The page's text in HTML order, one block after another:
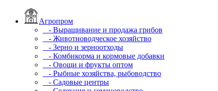
Агропром
- Выращивание и продажа грибов
- Животноводческое хозяйство
- Зерно и зерноотходы
- Комбикорма и кормовые добавки
- Овощи и фрукты оптом
- Рыбные хозяйства, рыбоводство
- Садовые центры